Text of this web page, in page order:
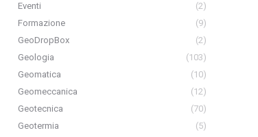
Eventi
(2)
Formazione
(9)
GeoDropBox
(2)
Geologia
(103)
Geomatica
(10)
Geomeccanica
(12)
Geotecnica
(70)
Geotermia
(5)